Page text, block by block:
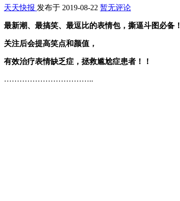
天天快报 发布于 2019-08-22 暂无评论
最新潮、最搞笑、最逗比的表情包，撕逼斗图必备！
关注后会提高笑点和颜值 ，
有效治疗表情缺乏症，拯救尴尬症患者！！
……………………………..